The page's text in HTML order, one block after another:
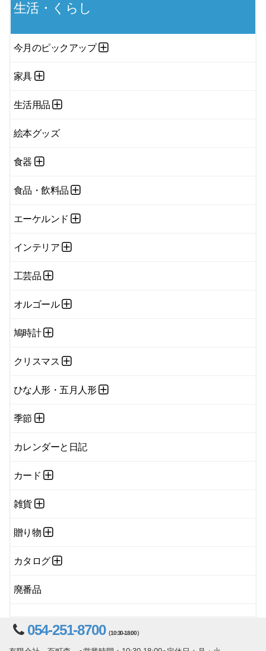
生活・くらし
今月のピックアップ
家具
生活用品
絵本グッズ
食器
食品・飲料品
エーケルンド
インテリア
工芸品
オルゴール
鳩時計
クリスマス
ひな人形・五月人形
季節
カレンダーと日記
カード
雑貨
贈り物
カタログ
廃番品
054-251-8700（10:30-18:00）